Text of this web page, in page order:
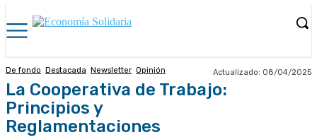
De fondo Destacada Newsletter Opinión Actualizado: 08/04/2025
La Cooperativa de Trabajo:
Principios y
Reglamentaciones